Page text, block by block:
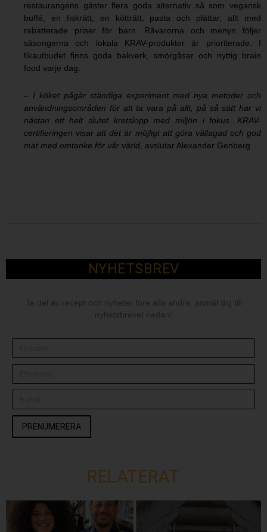
restaurangens gäster flera goda alternativ så som vegansk
buffé, en fiskrätt, en kötträtt, pasta och plättar, allt med
rabatterade priser för barn. Råvarorna och menyn följer
säsongerna och lokala KRAV-produkter är prioriterade. I
fikautbudet finns goda bakverk, smörgåsar och nyttig brain
food varje dag.
– I köket pågår ständiga experiment med nya metoder och
användningsområden för att ta vara på allt, på så sätt har vi
nästan ett helt slutet kretslopp med miljön i fokus. KRAV-
certifieringen visar att det är möjligt att göra vällagad och god
mat med omtanke för vår värld, avslutar Alexander Genberg.
NYHETSBREV
Ta del av recept och nyheter före alla andra, anmäl dig till
nyhetsbrevet nedan!
PRENUMERERA
RELATERAT